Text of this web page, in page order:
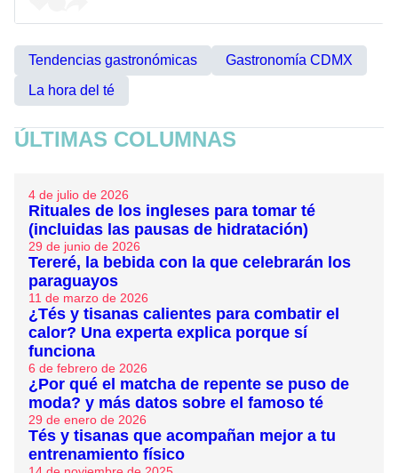
Tendencias gastronómicas
Gastronomía CDMX
La hora del té
ÚLTIMAS COLUMNAS
4 de julio de 2026
Rituales de los ingleses para tomar té
(incluidas las pausas de hidratación)
29 de junio de 2026
Tereré, la bebida con la que celebrarán los
paraguayos
11 de marzo de 2026
¿Tés y tisanas calientes para combatir el
calor? Una experta explica porque sí
funciona
6 de febrero de 2026
¿Por qué el matcha de repente se puso de
moda? y más datos sobre el famoso té
29 de enero de 2026
Tés y tisanas que acompañan mejor a tu
entrenamiento físico